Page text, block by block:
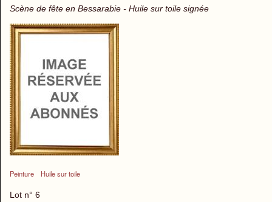
Scène de fête en Bessarabie - Huile sur toile signée
Peinture Huile sur toile
Lot n° 6